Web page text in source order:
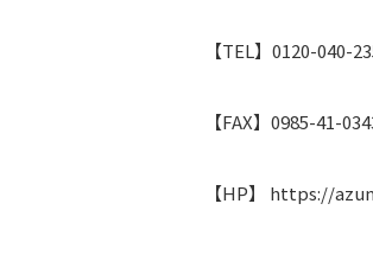
【TEL】0120-040-
【FAX】0985-41-
【HP】 https://